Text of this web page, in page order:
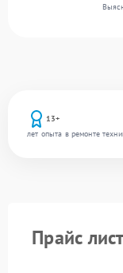
13+
лет опыта в ремонте
Прайс